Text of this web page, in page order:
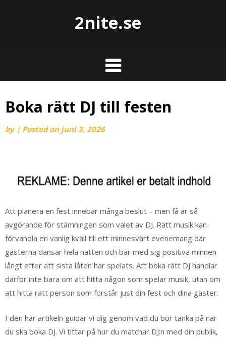
2nite.se
Boka rätt DJ till festen
by | Posted on juni 3, 2026
Att planera en fest innebär många beslut – men få är så
avgörande för stämningen som valet av DJ. Rätt musik kan
förvandla en vanlig kväll till ett minnesvärt evenemang där
gästerna dansar hela natten och bär med sig positiva minnen
långt efter att sista låten har spelats. Att boka rätt DJ handlar
därför inte bara om att hitta någon som spelar musik, utan om
att hitta rätt person som förstår just din fest och dina gäster.
I den här artikeln guidar vi dig genom vad du bör tänka på när
du ska boka DJ. Vi tittar på hur du matchar DJ:n med din publik,